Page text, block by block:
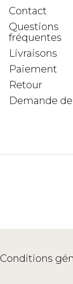
Contact
Questions
fréquentes
Livraisons
Paiement
Retour
Demande
Conditions